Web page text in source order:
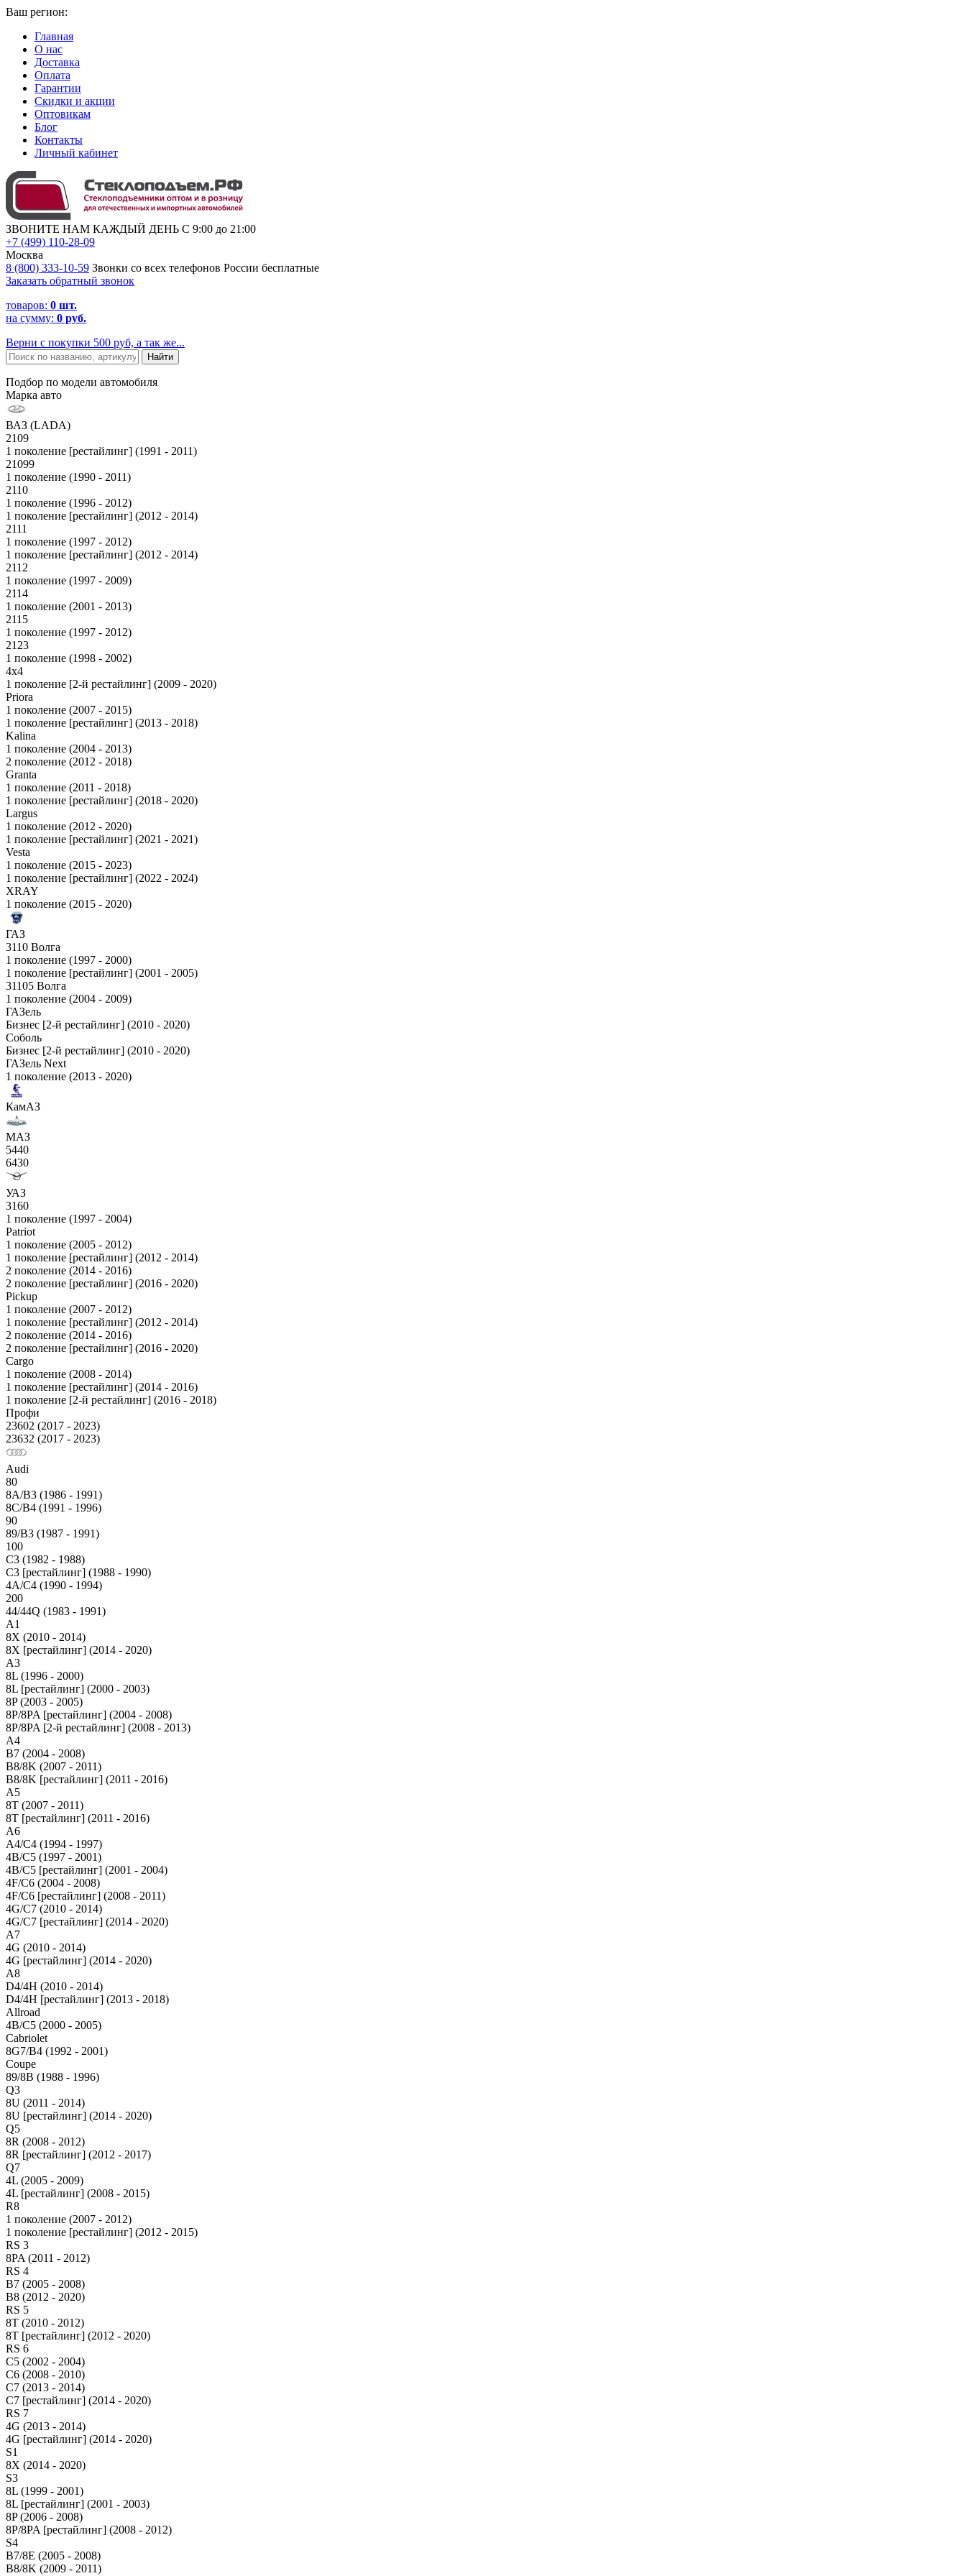
Ваш регион:
Главная
О нас
Доставка
Оплата
Гарантии
Скидки и акции
Оптовикам
Блог
Контакты
Личный кабинет
ЗВОНИТЕ НАМ КАЖДЫЙ ДЕНЬ С 9:00 до 21:00
+7 (499) 110-28-09
Москва
8 (800) 333-10-59 Звонки со всех телефонов России бесплатные
Заказать обратный звонок
товаров: 0 шт.
на сумму: 0 руб.
Верни с покупки 500 руб, а так же...
Подбор по модели автомобиля
Марка авто
ВАЗ (LADA)
2109
1 поколение [рестайлинг] (1991 - 2011)
21099
1 поколение (1990 - 2011)
2110
1 поколение (1996 - 2012)
1 поколение [рестайлинг] (2012 - 2014)
2111
1 поколение (1997 - 2012)
1 поколение [рестайлинг] (2012 - 2014)
2112
1 поколение (1997 - 2009)
2114
1 поколение (2001 - 2013)
2115
1 поколение (1997 - 2012)
2123
1 поколение (1998 - 2002)
4x4
1 поколение [2-й рестайлинг] (2009 - 2020)
Priora
1 поколение (2007 - 2015)
1 поколение [рестайлинг] (2013 - 2018)
Kalina
1 поколение (2004 - 2013)
2 поколение (2012 - 2018)
Granta
1 поколение (2011 - 2018)
1 поколение [рестайлинг] (2018 - 2020)
Largus
1 поколение (2012 - 2020)
1 поколение [рестайлинг] (2021 - 2021)
Vesta
1 поколение (2015 - 2023)
1 поколение [рестайлинг] (2022 - 2024)
XRAY
1 поколение (2015 - 2020)
ГАЗ
3110 Волга
1 поколение (1997 - 2000)
1 поколение [рестайлинг] (2001 - 2005)
31105 Волга
1 поколение (2004 - 2009)
ГАЗель
Бизнес [2-й рестайлинг] (2010 - 2020)
Соболь
Бизнес [2-й рестайлинг] (2010 - 2020)
ГАЗель Next
1 поколение (2013 - 2020)
КамАЗ
МАЗ
5440
6430
УАЗ
3160
1 поколение (1997 - 2004)
Patriot
1 поколение (2005 - 2012)
1 поколение [рестайлинг] (2012 - 2014)
2 поколение (2014 - 2016)
2 поколение [рестайлинг] (2016 - 2020)
Pickup
1 поколение (2007 - 2012)
1 поколение [рестайлинг] (2012 - 2014)
2 поколение (2014 - 2016)
2 поколение [рестайлинг] (2016 - 2020)
Cargo
1 поколение (2008 - 2014)
1 поколение [рестайлинг] (2014 - 2016)
1 поколение [2-й рестайлинг] (2016 - 2018)
Профи
23602 (2017 - 2023)
23632 (2017 - 2023)
Audi
80
8A/B3 (1986 - 1991)
8C/B4 (1991 - 1996)
90
89/B3 (1987 - 1991)
100
С3 (1982 - 1988)
С3 [рестайлинг] (1988 - 1990)
4A/C4 (1990 - 1994)
200
44/44Q (1983 - 1991)
A1
8X (2010 - 2014)
8X [рестайлинг] (2014 - 2020)
A3
8L (1996 - 2000)
8L [рестайлинг] (2000 - 2003)
8P (2003 - 2005)
8P/8PA [рестайлинг] (2004 - 2008)
8P/8PA [2-й рестайлинг] (2008 - 2013)
A4
B7 (2004 - 2008)
B8/8K (2007 - 2011)
B8/8K [рестайлинг] (2011 - 2016)
A5
8T (2007 - 2011)
8T [рестайлинг] (2011 - 2016)
A6
A4/C4 (1994 - 1997)
4B/C5 (1997 - 2001)
4B/C5 [рестайлинг] (2001 - 2004)
4F/C6 (2004 - 2008)
4F/C6 [рестайлинг] (2008 - 2011)
4G/C7 (2010 - 2014)
4G/C7 [рестайлинг] (2014 - 2020)
A7
4G (2010 - 2014)
4G [рестайлинг] (2014 - 2020)
A8
D4/4H (2010 - 2014)
D4/4H [рестайлинг] (2013 - 2018)
Allroad
4B/C5 (2000 - 2005)
Cabriolet
8G7/B4 (1992 - 2001)
Coupe
89/8B (1988 - 1996)
Q3
8U (2011 - 2014)
8U [рестайлинг] (2014 - 2020)
Q5
8R (2008 - 2012)
8R [рестайлинг] (2012 - 2017)
Q7
4L (2005 - 2009)
4L [рестайлинг] (2008 - 2015)
R8
1 поколение (2007 - 2012)
1 поколение [рестайлинг] (2012 - 2015)
RS 3
8PA (2011 - 2012)
RS 4
B7 (2005 - 2008)
B8 (2012 - 2020)
RS 5
8T (2010 - 2012)
8T [рестайлинг] (2012 - 2020)
RS 6
C5 (2002 - 2004)
C6 (2008 - 2010)
C7 (2013 - 2014)
C7 [рестайлинг] (2014 - 2020)
RS 7
4G (2013 - 2014)
4G [рестайлинг] (2014 - 2020)
S1
8X (2014 - 2020)
S3
8L (1999 - 2001)
8L [рестайлинг] (2001 - 2003)
8P (2006 - 2008)
8P/8PA [рестайлинг] (2008 - 2012)
S4
B7/8E (2005 - 2008)
B8/8K (2009 - 2011)